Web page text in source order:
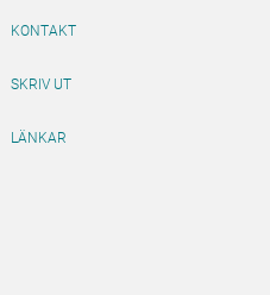
KONTAKT
SKRIV UT
LÄNKAR